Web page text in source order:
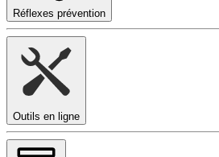
Réflexes prévention
Outils en ligne